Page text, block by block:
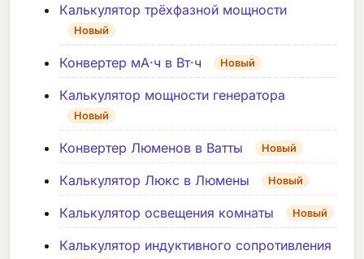
Калькулятор трёхфазной мощности
Новый
Конвертер мА·ч в Вт·ч Новый
Калькулятор мощности генератора
Новый
Конвертер Люменов в Ватты Новый
Калькулятор Люкс в Люмены Новый
Калькулятор освещения комнаты Новый
Калькулятор индуктивного сопротивления